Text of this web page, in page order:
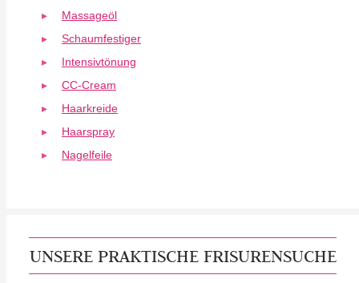
Massageöl
Schaumfestiger
Intensivtönung
CC-Cream
Haarkreide
Haarspray
Nagelfeile
UNSERE PRAKTISCHE FRISURENSUCHE